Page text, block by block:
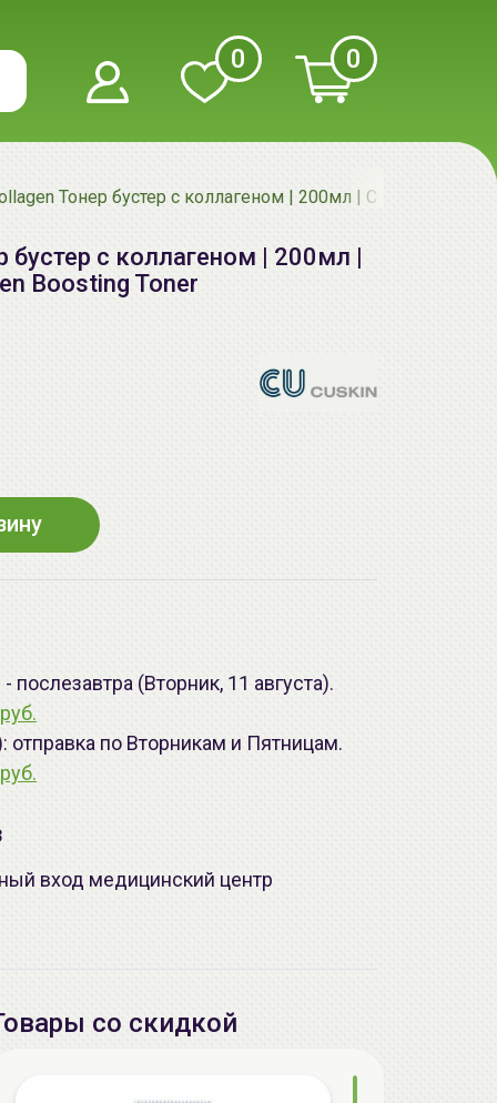
0 0
Тонер бустер с коллагеном | 200мл | CUSKIN CU
бустер с коллагеном | 200мл |
Boosting Toner
(Вторник, 11 августа).
отправка по Вторникам и Пятницам.
вход медицинский центр
со скидкой